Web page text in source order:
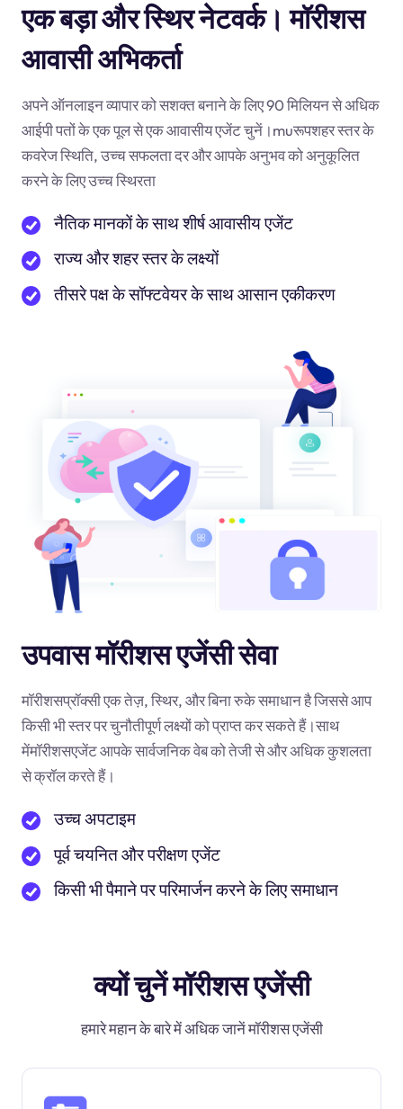
एक बड़ा और स्थिर नेटवर्क। मॉरीशस
आवासी अभिकर्ता
अपने ऑनलाइन व्यापार को सशक्त बनाने के लिए 90 मिलियन से अधिक
आईपी पतों के एक पूल से एक आवासीय एजेंट चुनें।muरूपशहर स्तर के
कवरेज स्थिति, उच्च सफलता दर और आपके अनुभव को अनुकूलित
करने के लिए उच्च स्थिरता
नैतिक मानकों के साथ शीर्ष आवासीय एजेंट
राज्य और शहर स्तर के लक्ष्यों
तीसरे पक्ष के सॉफ्टवेयर के साथ आसान एकीकरण
उपवास मॉरीशस एजेंसी सेवा
मॉरीशसप्रॉक्सी एक तेज़, स्थिर, और बिना रुके समाधान है जिससे आप
किसी भी स्तर पर चुनौतीपूर्ण लक्ष्यों को प्राप्त कर सकते हैं।साथ
मेंमॉरीशसएजेंट आपके सार्वजनिक वेब को तेजी से और अधिक कुशलता
से क्रॉल करते हैं।
उच्च अपटाइम
पूर्व चयनित और परीक्षण एजेंट
किसी भी पैमाने पर परिमार्जन करने के लिए समाधान
क्यों चुनें मॉरीशस एजेंसी
हमारे महान के बारे में अधिक जानें मॉरीशस एजेंसी